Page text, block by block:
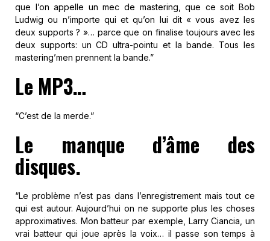
que l’on appelle un mec de mastering, que ce soit Bob
Ludwig ou n’importe qui et qu’on lui dit « vous avez les
deux supports ? »… parce que on finalise toujours avec les
deux supports: un CD ultra-pointu et la bande. Tous les
mastering’men prennent la bande.”
Le MP3…
“C’est de la merde.”
Le manque d’âme des
disques.
“Le problème n’est pas dans l’enregistrement mais tout ce
qui est autour. Aujourd’hui on ne supporte plus les choses
approximatives. Mon batteur par exemple, Larry Ciancia, un
vrai batteur qui joue après la voix… il passe son temps à